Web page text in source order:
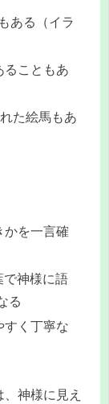
ある（イラ
ることもあ
た絵馬もあ
かを一言確
で神様に語
る
すく丁寧な
神様に見え